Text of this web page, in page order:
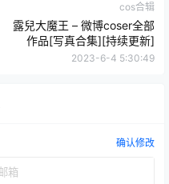
cos合辑
露兒大魔王 – 微博coser全部
作品[写真合集][持续更新]
2023-6-4 5:30:49
确认修改